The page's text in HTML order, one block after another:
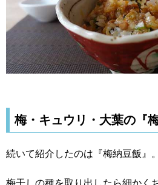
梅・キュウリ・大葉の『
続いて紹介したのは『梅納豆飯』。
梅干しの種を取り出したら細かく